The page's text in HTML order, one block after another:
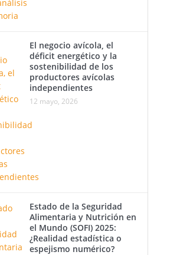
El negocio avícola, el
déficit energético y la
sostenibilidad de los
productores avícolas
independientes
12 mayo, 2026
Estado de la Seguridad
Alimentaria y Nutrición en
el Mundo (SOFI) 2025:
¿Realidad estadística o
espejismo numérico?